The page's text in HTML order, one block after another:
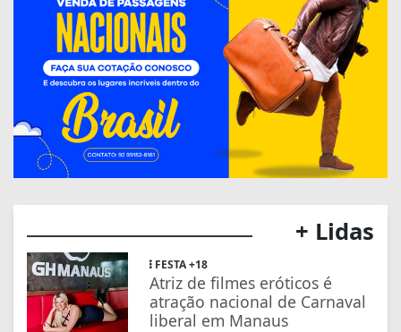
+ Lidas
FESTA +18
Atriz de filmes eróticos é
atração nacional de Carnaval
liberal em Manaus